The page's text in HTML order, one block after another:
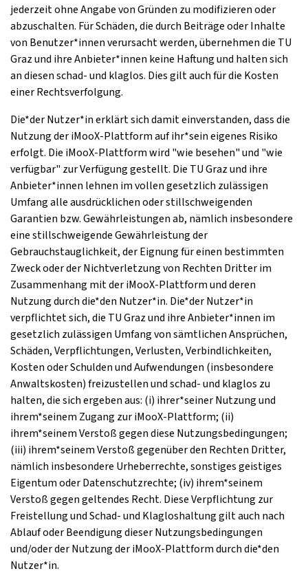
jederzeit ohne Angabe von Gründen zu modifizieren oder
abzuschalten. Für Schäden, die durch Beiträge oder Inhalte
von Benutzer*innen verursacht werden, übernehmen die TU
Graz und ihre Anbieter*innen keine Haftung und halten sich
an diesen schad- und klaglos. Dies gilt auch für die Kosten
einer Rechtsverfolgung.
Die*der Nutzer*in erklärt sich damit einverstanden, dass die
Nutzung der iMooX-Plattform auf ihr*sein eigenes Risiko
erfolgt. Die iMooX-Plattform wird "wie besehen" und "wie
verfügbar" zur Verfügung gestellt. Die TU Graz und ihre
Anbieter*innen lehnen im vollen gesetzlich zulässigen
Umfang alle ausdrücklichen oder stillschweigenden
Garantien bzw. Gewährleistungen ab, nämlich insbesondere
eine stillschweigende Gewährleistung der
Gebrauchstauglichkeit, der Eignung für einen bestimmten
Zweck oder der Nichtverletzung von Rechten Dritter im
Zusammenhang mit der iMooX-Plattform und deren
Nutzung durch die*den Nutzer*in. Die*der Nutzer*in
verpflichtet sich, die TU Graz und ihre Anbieter*innen im
gesetzlich zulässigen Umfang von sämtlichen Ansprüchen,
Schäden, Verpflichtungen, Verlusten, Verbindlichkeiten,
Kosten oder Schulden und Aufwendungen (insbesondere
Anwaltskosten) freizustellen und schad- und klaglos zu
halten, die sich ergeben aus: (i) ihrer*seiner Nutzung und
ihrem*seinem Zugang zur iMooX-Plattform; (ii)
ihrem*seinem Verstoß gegen diese Nutzungsbedingungen;
(iii) ihrem*seinem Verstoß gegenüber den Rechten Dritter,
nämlich insbesondere Urheberrechte, sonstiges geistiges
Eigentum oder Datenschutzrechte; (iv) ihrem*seinem
Verstoß gegen geltendes Recht. Diese Verpflichtung zur
Freistellung und Schad- und Klagloshaltung gilt auch nach
Ablauf oder Beendigung dieser Nutzungsbedingungen
und/oder der Nutzung der iMooX-Plattform durch die*den
Nutzer*in.